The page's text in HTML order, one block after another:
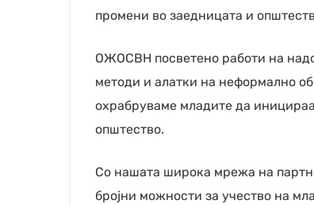
промени во заедницата и
ОЖОСВН посветено работи на
методи и алатки на неформално
охрабруваме младите да
општество.
Со нашата широка мрежа на
бројни можности за учество на